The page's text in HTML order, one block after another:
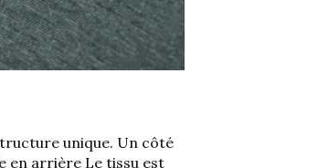
unique. Un côté
en arrière Le tissu est